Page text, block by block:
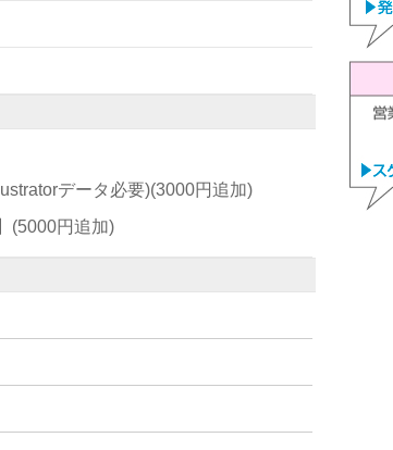
データ必要)(3000円追加)
(5000円追加)